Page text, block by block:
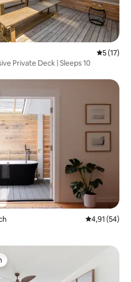
5 (17)
Private Deck | Sleeps 10
Gemiddelde
4,91 (54)